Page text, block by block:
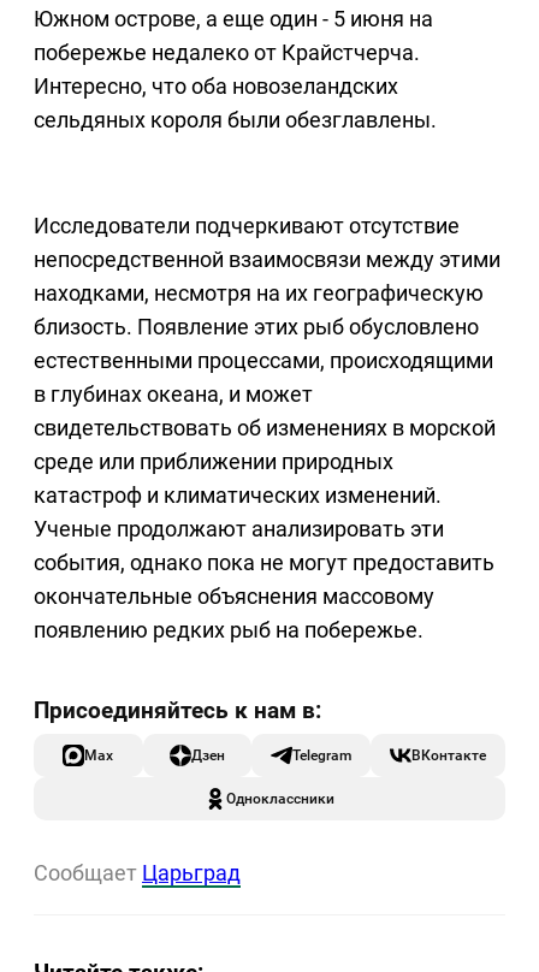
Южном острове, а еще один - 5 июня на
побережье недалеко от Крайстчерча.
Интересно, что оба новозеландских
сельдяных короля были обезглавлены.
Исследователи подчеркивают отсутствие
непосредственной взаимосвязи между этими
находками, несмотря на их географическую
близость. Появление этих рыб обусловлено
естественными процессами, происходящими
в глубинах океана, и может
свидетельствовать об изменениях в морской
среде или приближении природных
катастроф и климатических изменений.
Ученые продолжают анализировать эти
события, однако пока не могут предоставить
окончательные объяснения массовому
появлению редких рыб на побережье.
Max Дзен Telegram ВКонтакте
Одноклассники
Сообщает Царьград